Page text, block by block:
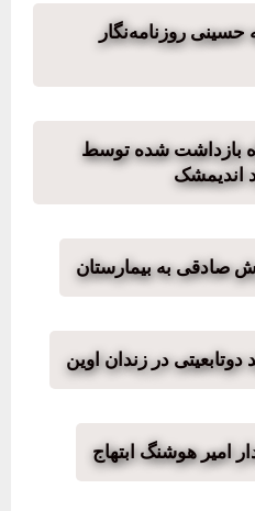
روزنامه‌نگار
بازداشت شده توسط
اندیمشک
صادقی به بیمارستان
در زندان اوین
امیر هوشنگ ابتهاج